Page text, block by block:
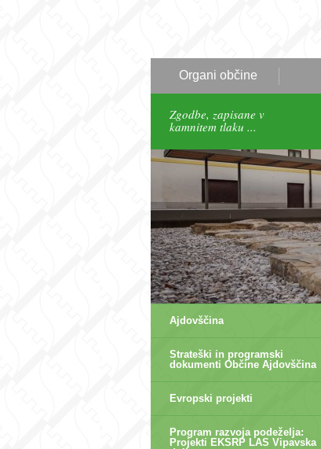
Organi občine
Zgodbe, zapisane v
kamnitem tlaku ...
Ajdovščina
Strateški in programski
dokumenti Občine Ajdovščina
Evropski projekti
Program razvoja podeželja:
Projekti EKSRP LAS Vipavska